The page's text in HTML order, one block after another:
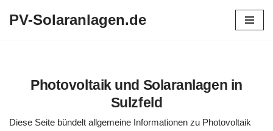
PV-Solaranlagen.de
Photovoltaik und Solaranlagen in
Sulzfeld
Diese Seite bündelt allgemeine Informationen zu Photovoltaik